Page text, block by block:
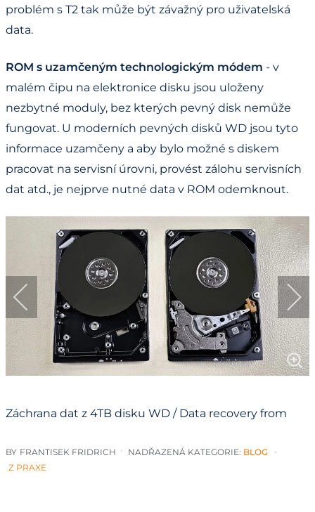
problém s T2 tak může být závažný pro uživatelská
data.
ROM s uzamčeným technologickým módem - v
malém čipu na elektronice disku jsou uloženy
nezbytné moduly, bez kterých pevný disk nemůže
fungovat. U moderních pevných disků WD jsou tyto
informace uzamčeny a aby bylo možné s diskem
pracovat na servisní úrovni, provést zálohu servisních
dat atd., je nejprve nutné data v ROM odemknout.
Záchrana dat z 4TB disku WD / Data recovery from
BY FRANTISEK FRIDRICH NADŘAZENÁ KATEGORIE: BLOG
Z PRAXE